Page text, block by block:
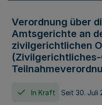
Verordnung über
Amtsgerichte an
zivilgerichtlichen
In Kraft Seit 30. Juli